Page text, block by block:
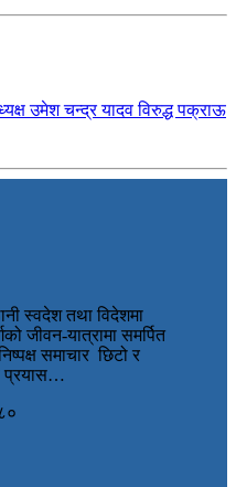
उमेश चन्द्र यादव विरुद्ध पक्राऊ
स्वदेश तथा विदेशमा
जीवन-यात्रामा समर्पित
समाचार छिटो र
प्रयास…